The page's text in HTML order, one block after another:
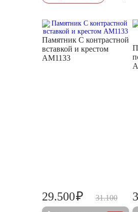
Памятник С контрастной
вставкой и крестом
AM1133
31.100
29.500₽